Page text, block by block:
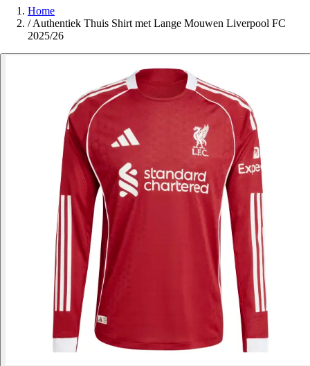
Home
/ Authentiek Thuis Shirt met Lange Mouwen Liverpool FC
2025/26